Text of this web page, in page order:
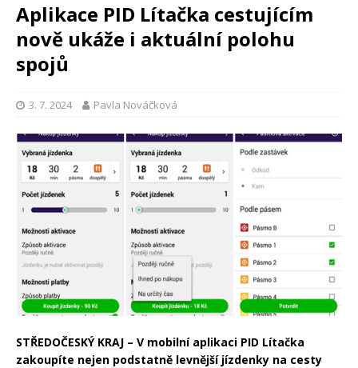
Aplikace PID Lítačka cestujícím
nově ukáže i aktuální polohu
spojů
3. 7. 2024 Pavla Nováčková
STŘEDOČESKÝ KRAJ – V mobilní aplikaci PID Lítačka
zakoupíte nejen podstatně levnější jízdenky na cesty